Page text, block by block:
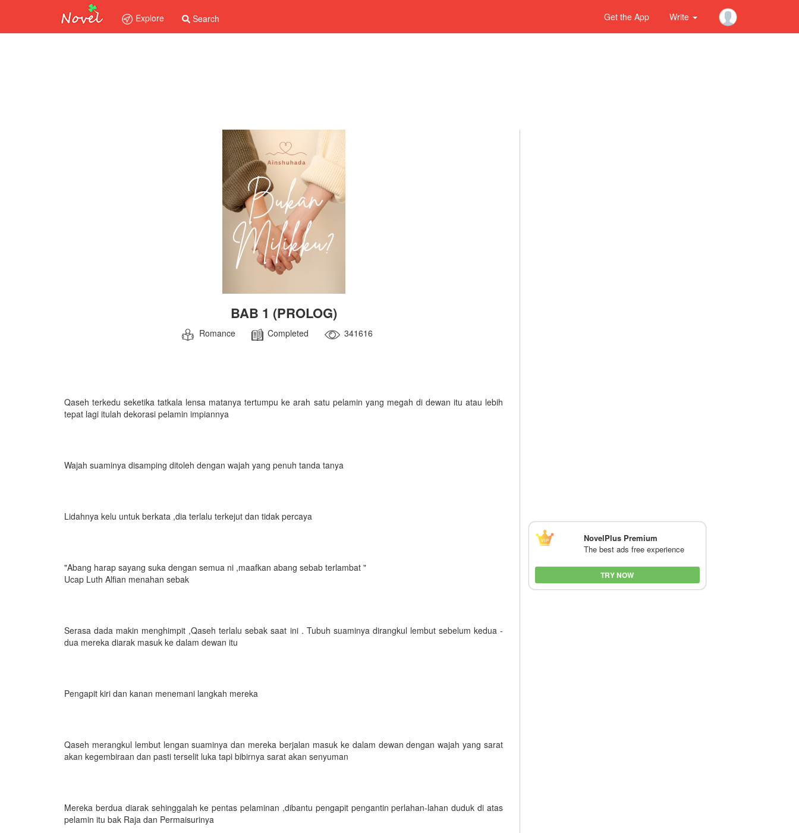
Explore Search Get the App Write
BAB 1 (PROLOG)
Romance Completed 341616
Qaseh terkedu seketika tatkala lensa matanya tertumpu ke arah satu pelamin yang megah di dewan itu atau lebih
tepat lagi itulah dekorasi pelamin impiannya
Wajah suaminya disamping ditoleh dengan wajah yang penuh tanda tanya
Lidahnya kelu untuk berkata ,dia terlalu terkejut dan tidak percaya
"Abang harap sayang suka dengan semua ni ,maafkan abang sebab terlambat "
Ucap Luth Alfian menahan sebak
Serasa dada makin menghimpit ,Qaseh terlalu sebak saat ini . Tubuh suaminya dirangkul lembut sebelum kedua -
dua mereka diarak masuk ke dalam dewan itu
Pengapit kiri dan kanan menemani langkah mereka
Qaseh merangkul lembut lengan suaminya dan mereka berjalan masuk ke dalam dewan dengan wajah yang sarat
akan kegembiraan dan pasti terselit luka tapi bibirnya sarat akan senyuman
Mereka berdua diarak sehinggalah ke pentas pelaminan ,dibantu pengapit pengantin perlahan-lahan duduk di atas
pelamin itu bak Raja dan Permaisurinya
NovelPlus Premium
The best ads free experience
TRY NOW